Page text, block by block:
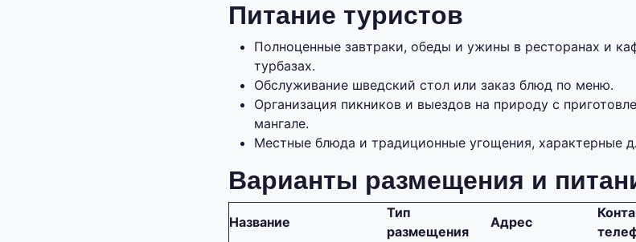
Питание туристов
Полноценные завтраки, обеды и ужины в ресторанах и
турбазах.
Обслуживание шведский стол или заказ блюд по меню.
Организация пикников и выездов на природу с
мангале.
Местные блюда и традиционные угощения, характерные
Варианты размещения и
Название
Тип
размещения
Адрес